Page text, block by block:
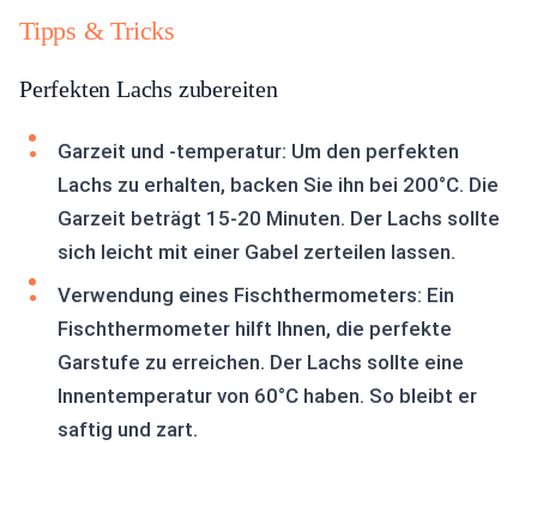
Tipps & Tricks
Perfekten Lachs zubereiten
Garzeit und -temperatur: Um den perfekten
Lachs zu erhalten, backen Sie ihn bei 200°C. Die
Garzeit beträgt 15-20 Minuten. Der Lachs sollte
sich leicht mit einer Gabel zerteilen lassen.
Verwendung eines Fischthermometers: Ein
Fischthermometer hilft Ihnen, die perfekte
Garstufe zu erreichen. Der Lachs sollte eine
Innentemperatur von 60°C haben. So bleibt er
saftig und zart.